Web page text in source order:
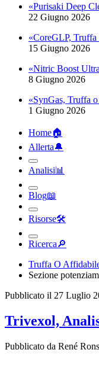
«Purisaki Deep
22 Giugno 2026
«CoreGLP,
15 Giugno 2026
«Nitric Boost
8 Giugno 2026
«SynGas, Truffa
1 Giugno 2026
Home🏠︎
Allerta🔔︎
Analisi📊︎
Blog📖︎
Risorse🛠︎
Ricerca🔎︎
Truffa O
Sezione
Pubblicato il 27 Luglio
Trivexol,
Pubblicato da René